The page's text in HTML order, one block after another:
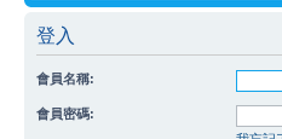
登入
會員名稱:
會員密碼: